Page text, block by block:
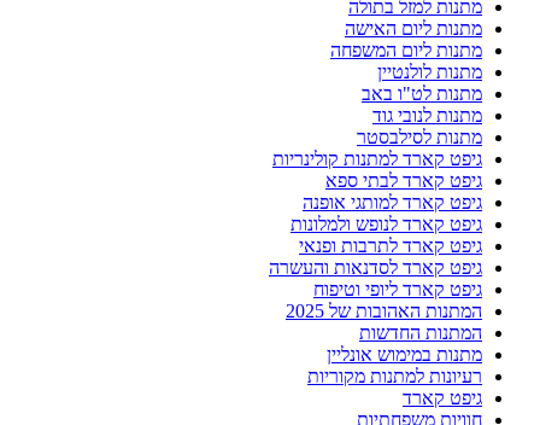
מתנות למזל בתולה
מתנות ליום האישה
מתנות ליום המשפחה
מתנות לולנטיין
מתנות לט"ו באב
מתנות לנובי גוד
מתנות לסילבסטר
גיפט קארד למתנות קולינריות
גיפט קארד לבתי ספא
גיפט קארד למותגי אופנה
גיפט קארד לנופש ולמלונות
גיפט קארד לתרבות ופנאי
גיפט קארד לסדנאות והעשרה
גיפט קארד ליופי וטיפוח
המתנות האהובות של 2025
המתנות החדשות
מתנות במימוש אונליין
רעיונות למתנות מקוריות
גיפט קארד
חוויות משפחתיות